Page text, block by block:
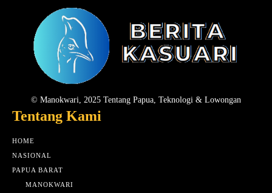
© Manokwari, 2025 Tentang Papua, Teknologi & Lowongan
Tentang Kami
HOME
NASIONAL
PAPUA BARAT
MANOKWARI